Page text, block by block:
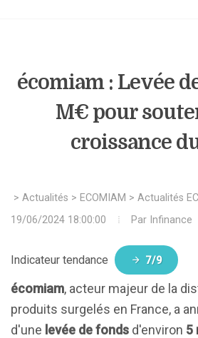
écomiam : Levée
M€ pour
croissance
> Actualités > ECOMIAM > Actualités
19/06/2024 18:00:00
Par Infinance
Indicateur tendance 7/9
écomiam, acteur majeur de la
produits surgelés en France, a
d'une levée de fonds d'environ 5